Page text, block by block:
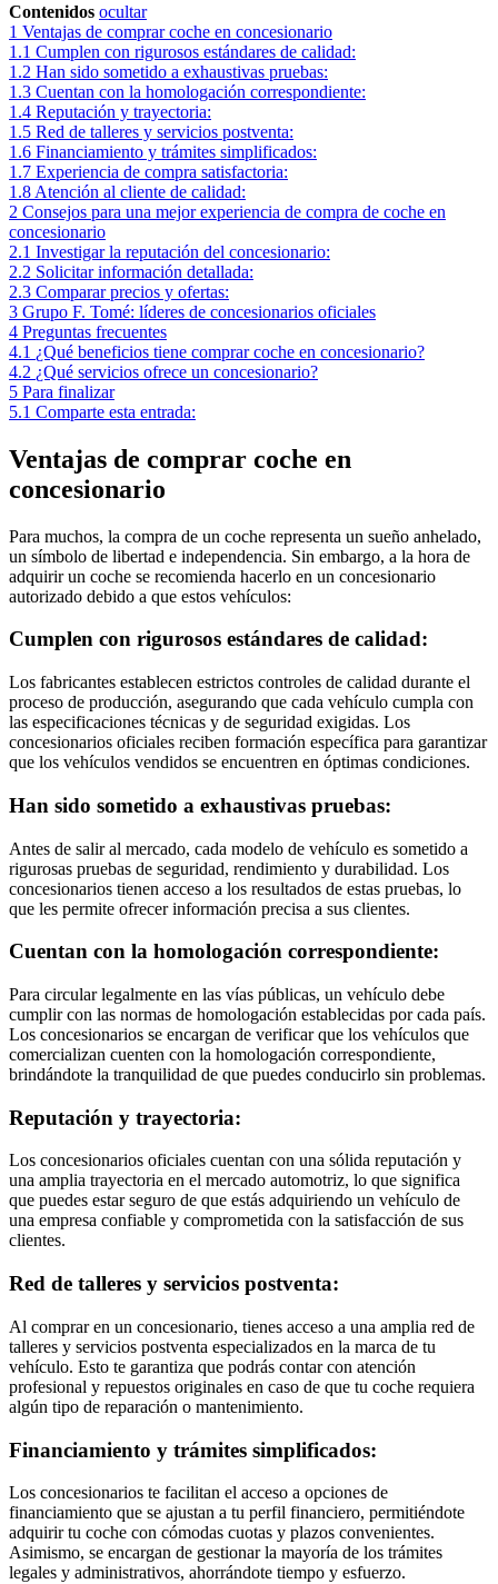
Contenidos ocultar
1 Ventajas de comprar coche en concesionario
1.1 Cumplen con rigurosos estándares de calidad:
1.2 Han sido sometido a exhaustivas pruebas:
1.3 Cuentan con la homologación correspondiente:
1.4 Reputación y trayectoria:
1.5 Red de talleres y servicios postventa:
1.6 Financiamiento y trámites simplificados:
1.7 Experiencia de compra satisfactoria:
1.8 Atención al cliente de calidad:
2 Consejos para una mejor experiencia de compra de coche en
concesionario
2.1 Investigar la reputación del concesionario:
2.2 Solicitar información detallada:
2.3 Comparar precios y ofertas:
3 Grupo F. Tomé: líderes de concesionarios oficiales
4 Preguntas frecuentes
4.1 ¿Qué beneficios tiene comprar coche en concesionario?
4.2 ¿Qué servicios ofrece un concesionario?
5 Para finalizar
5.1 Comparte esta entrada:
Ventajas de comprar coche en
concesionario
Para muchos, la compra de un coche representa un sueño anhelado,
un símbolo de libertad e independencia. Sin embargo, a la hora de
adquirir un coche se recomienda hacerlo en un concesionario
autorizado debido a que estos vehículos:
Cumplen con rigurosos estándares de calidad:
Los fabricantes establecen estrictos controles de calidad durante el
proceso de producción, asegurando que cada vehículo cumpla con
las especificaciones técnicas y de seguridad exigidas. Los
concesionarios oficiales reciben formación específica para garantizar
que los vehículos vendidos se encuentren en óptimas condiciones.
Han sido sometido a exhaustivas pruebas:
Antes de salir al mercado, cada modelo de vehículo es sometido a
rigurosas pruebas de seguridad, rendimiento y durabilidad. Los
concesionarios tienen acceso a los resultados de estas pruebas, lo
que les permite ofrecer información precisa a sus clientes.
Cuentan con la homologación correspondiente:
Para circular legalmente en las vías públicas, un vehículo debe
cumplir con las normas de homologación establecidas por cada país.
Los concesionarios se encargan de verificar que los vehículos que
comercializan cuenten con la homologación correspondiente,
brindándote la tranquilidad de que puedes conducirlo sin problemas.
Reputación y trayectoria:
Los concesionarios oficiales cuentan con una sólida reputación y
una amplia trayectoria en el mercado automotriz, lo que significa
que puedes estar seguro de que estás adquiriendo un vehículo de
una empresa confiable y comprometida con la satisfacción de sus
clientes.
Red de talleres y servicios postventa:
Al comprar en un concesionario, tienes acceso a una amplia red de
talleres y servicios postventa especializados en la marca de tu
vehículo. Esto te garantiza que podrás contar con atención
profesional y repuestos originales en caso de que tu coche requiera
algún tipo de reparación o mantenimiento.
Financiamiento y trámites simplificados:
Los concesionarios te facilitan el acceso a opciones de
financiamiento que se ajustan a tu perfil financiero, permitiéndote
adquirir tu coche con cómodas cuotas y plazos convenientes.
Asimismo, se encargan de gestionar la mayoría de los trámites
legales y administrativos, ahorrándote tiempo y esfuerzo.